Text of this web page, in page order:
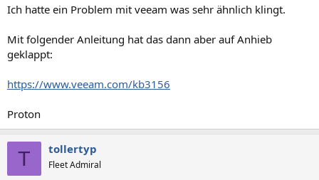
Ich hatte ein Problem mit veeam was sehr ähnlich klingt.
Mit folgender Anleitung hat das dann aber auf Anhieb
geklappt:
https://www.veeam.com/kb3156
Proton
T tollertyp
Fleet Admiral